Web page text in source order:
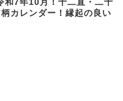
和7年10月！十二直・二十
カレンダー！縁起の良い